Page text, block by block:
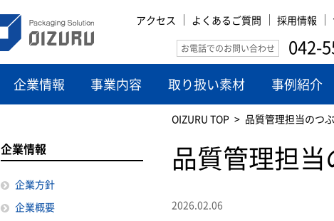
アクセス よくあるご質問 採用情報
お電話でのお問い合わせ 042-
企業情報 事業内容 取り扱い素材 事例紹介
OIZURU TOP 品質管理担当のつ
品質管理担
2026.02.06
企業情報
企業方針
企業概要